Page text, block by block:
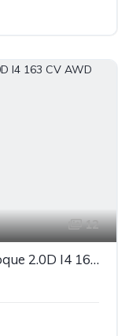
12
LAND ROVER Range Rover Evoque 2.0D I4 163 CV AWD Auto R-Dynamic SE